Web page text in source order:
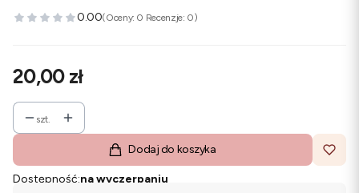
0.00(Oceny: 0 Recenzje: 0)
Cena
20,00 zł
szt.
Dodaj do koszyka
Dostępność:na wyczerpaniu